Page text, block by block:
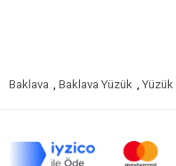
Baklava
Baklava Yüzük Yüzük